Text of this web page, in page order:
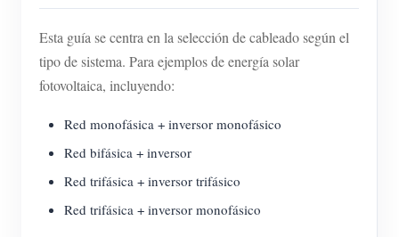
Esta guía se centra en la selección de cableado según el
tipo de sistema. Para ejemplos de energía solar
fotovoltaica, incluyendo:
Red monofásica + inversor monofásico
Red bifásica + inversor
Red trifásica + inversor trifásico
Red trifásica + inversor monofásico